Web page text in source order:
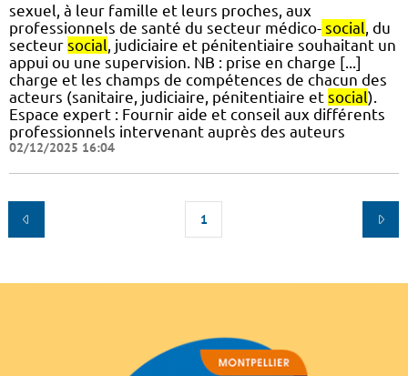
sexuel, à leur famille et leurs proches, aux
professionnels de santé du secteur médico- social , du
secteur social , judiciaire et pénitentiaire souhaitant un
appui ou une supervision. NB : prise en charge [...]
charge et les champs de compétences de chacun des
acteurs (sanitaire, judiciaire, pénitentiaire et social).
Espace expert : Fournir aide et conseil aux différents
professionnels intervenant auprès des auteurs
02/12/2025 16:04
1